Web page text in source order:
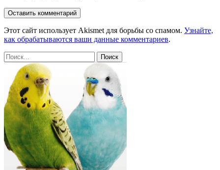
Этот сайт использует Akismet для борьбы со спамом. Узнайте,
как обрабатываются ваши данные комментариев.